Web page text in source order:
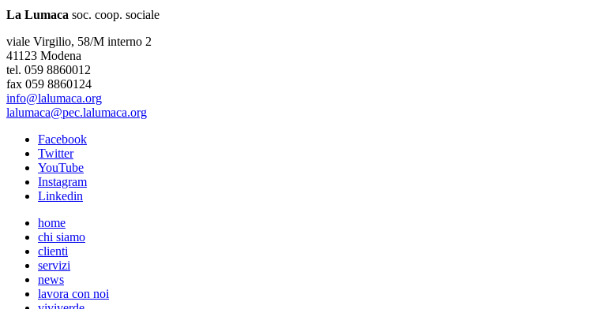
La Lumaca soc. coop. sociale
viale Virgilio, 58/M interno 2
41123 Modena
tel. 059 8860012
fax 059 8860124
info@lalumaca.org
lalumaca@pec.lalumaca.org
Facebook
Twitter
YouTube
Instagram
Linkedin
home
chi siamo
clienti
servizi
news
lavora con noi